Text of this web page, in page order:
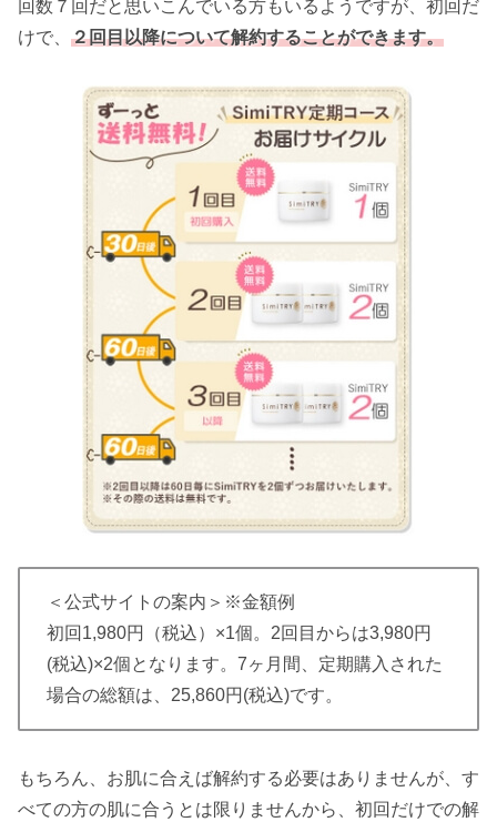
回数７回だと思いこんでいる方もいるようですが、初回だ
けで、 ２回目以降について解約することができます。
＜公式サイトの案内＞※金額例
初回1,980円（税込）×1個。2回目からは3,980円
(税込)×2個となります。7ヶ月間、定期購入された
場合の総額は、25,860円(税込)です。
もちろん、お肌に合えば解約する必要はありませんが、す
べての方の肌に合うとは限りませんから、初回だけでの解